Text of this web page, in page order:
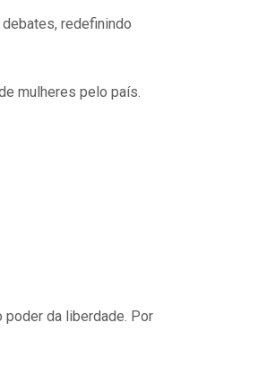
redefinindo
mulheres pelo país.
da liberdade. Por